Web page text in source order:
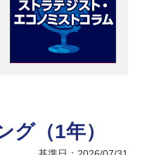
グ（1年）